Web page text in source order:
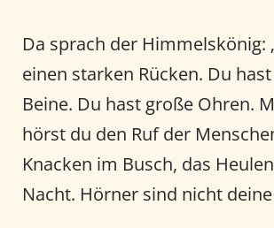
Da sprach der Himmelskönig:
einen starken Rücken. Du
Beine. Du hast große Ohren.
hörst du den Ruf der
Knacken im Busch, das
Nacht. Hörner sind nicht deine